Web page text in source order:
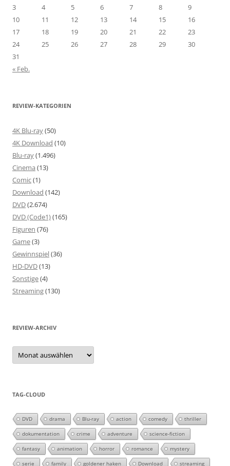
3
4 5 6 7 8
9
10
11 12 13 14 15
16
17
18 19 20 21 22
23
24
25 26 27 28 29
30
31
« Feb.
REVIEW-KATEGORIEN
4K Blu-ray(50)
4K Download (10)
Blu-ray(1.496)
Cinema (13)
Comic(1)
Download (142)
DVD(2.674)
DVD (Code1)(165)
Figuren (76)
Game(3)
Gewinnspiel(36)
HD-DVD(13)
Sonstige(4)
Streaming(130)
REVIEW-ARCHIV
Review-
Archiv
TAG-CLOUD
DVD drama Blu-ray action comedy thriller
dokumentation crime adventure science-fiction
fantasy animation horror romance mystery
serie family goldener haken Download streaming